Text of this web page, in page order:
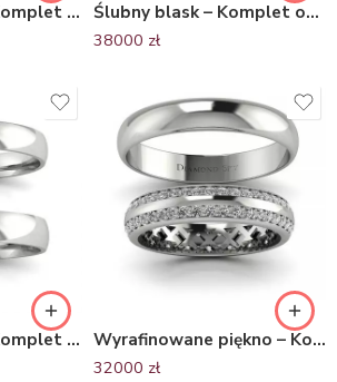
Klasyka piękna – Komplet półokrągłych obrączek Diamond Sky z platyny, 3mm, 4,5mm x 1,2mm
Ślubny blask – Komplet obrączek Diamond Sky, platyna, diamenty
38000 zł
Klasyka piękna – Komplet półokrągłych obrączek Diamond Sky z platyny, 3mm, 4mm x 1,4mm
Wyrafinowane piękno – Komplet obrączek ślubnych z platyny próby 950 z brylantami
32000 zł